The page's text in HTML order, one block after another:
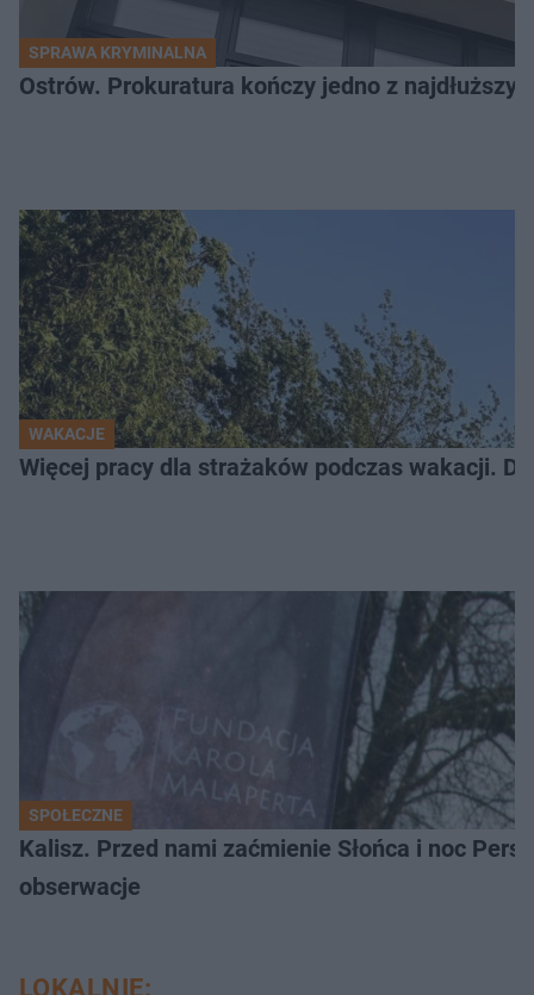
SPRAWA KRYMINALNA
Ostrów. Prokuratura kończy jedno z
WAKACJE
Więcej pracy dla strażaków podczas wakacji.
SPOŁECZNE
Kalisz. Przed nami zaćmienie Słońca i noc
obserwacje
LOKALNIE: